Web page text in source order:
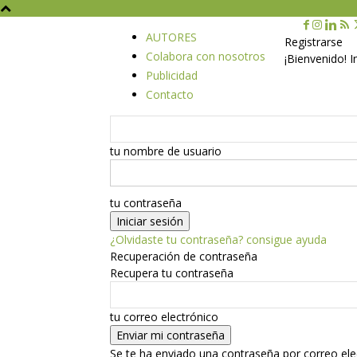
AUTORES
Colabora con nosotros
Publicidad
Contacto
Registrarse
¡Bienvenido!
tu nombre de usuario
tu contraseña
¿Olvidaste tu contraseña? consigue ayuda
Recuperación de contraseña
Recupera tu contraseña
tu correo electrónico
Se te ha enviado una contraseña por correo